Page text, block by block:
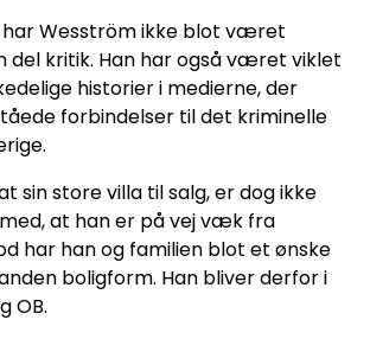
har Wesström ikke blot været
del kritik. Han har også været viklet
historier i medierne, der
forbindelser til det kriminelle
sin store villa til salg, er dog ikke
at han er på vej væk fra
har han og familien blot et ønske
boligform. Han bliver derfor i
OB.